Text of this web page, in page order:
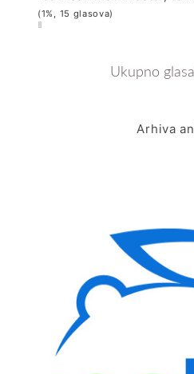
(1%, 15 glasova)
Ukupno
Arhiva